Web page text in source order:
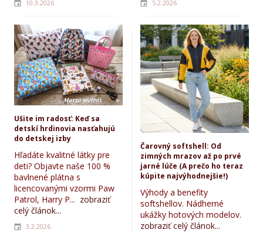
10.3.2026 5.2.2026
Ušite im radosť: Keď sa
detskí hrdinovia nasťahujú
do detskej izby
Hľadáte kvalitné látky pre
deti? Objavte naše 100 %
bavlnené plátna s
licencovanými vzormi Paw
Patrol, Harry P... zobraziť
celý článok...
3.2.2026
Čarovný softshell: Od
zimných mrazov až po prvé
jarné lúče (A prečo ho teraz
kúpite najvýhodnejšie!)
Výhody a benefity
softshellov. Nádherné
ukážky hotových modelov.
zobraziť celý článok...